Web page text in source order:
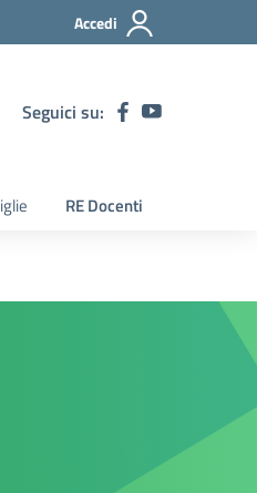
Accedi
Seguici su:
RE Docenti